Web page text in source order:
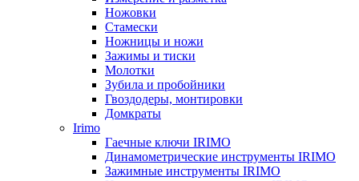
Ножовки
Стамески
Ножницы и ножи
Зажимы и тиски
Молотки
Зубила и пробойники
Гвоздодеры, монтировки
Домкраты
Irimo
Гаечные ключи IRIMO
Динамометрические инструменты IRIMO
Зажимные инструменты IRIMO